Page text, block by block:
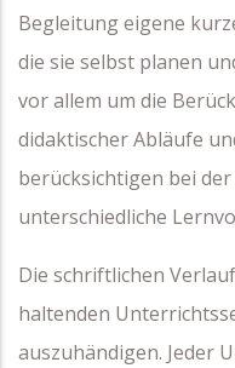
Begleitung eigene
die sie selbst planen
vor allem um die
didaktischer Abläufe
berücksichtigen bei
unterschiedliche
Die schriftlichen
haltenden
auszuhändigen. Jeder